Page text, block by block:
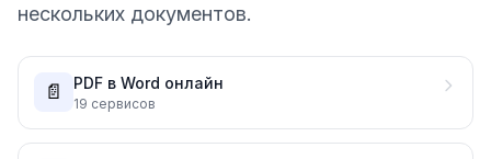
нескольких документов.
📄 PDF в Word онлайн
19 сервисов